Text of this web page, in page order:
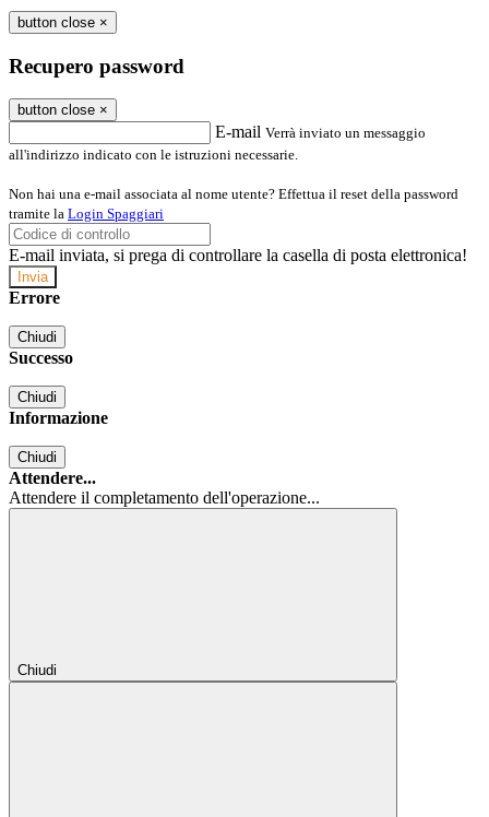
button close ×
Recupero password
button close ×
E-mail Verrà inviato un messaggio
all'indirizzo indicato con le istruzioni necessarie.
Non hai una e-mail associata al nome utente? Effettua il reset della password
tramite la Login Spaggiari
E-mail inviata, si prega di controllare la casella di posta elettronica!
Errore
Chiudi
Successo
Chiudi
Informazione
Chiudi
Attendere...
Attendere il completamento dell'operazione...
Chiudi